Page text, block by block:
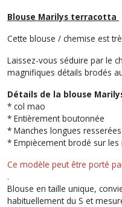
Blouse Marilys terracotta
Cette blouse / chemise est
Laissez-vous séduire par le
magnifiques détails brodés
Détails de la blouse
* col mao
* Entièrement boutonnée
* Manches longues
* Empiècement brodé sur les
Ce modèle peut être porté
.
Blouse en taille unique,
habituellement du S et